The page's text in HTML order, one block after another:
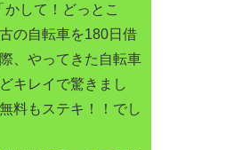
して！どっとこ
の自転車を180日借
、やってきた自転車
キレイで驚きまし
料もステキ！！でし